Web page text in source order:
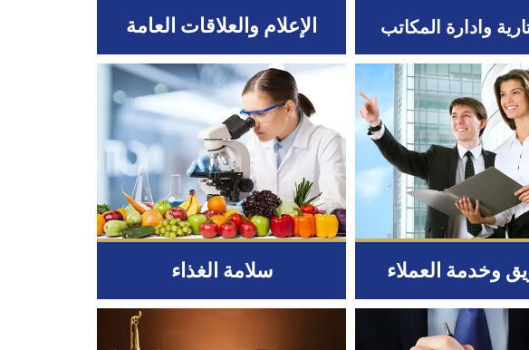
وادارة المكاتب الإعلام والعلاقات العامة
وخدمة العملاء سلامة الغذاء